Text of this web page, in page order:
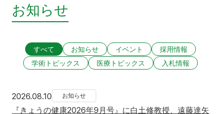
お知らせ
すべて お知らせ イベント
採用情報
学術トピックス
医療トピックス 入札情報
2026.08.10 2026年8月10日
お知らせ
『きょうの健康2026年9月号』に白土修教授、遠藤達矢